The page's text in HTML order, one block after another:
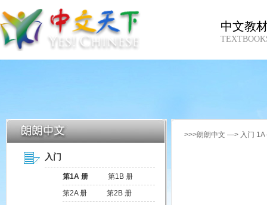
中文教
入门
第1A 册
第1B 册
第2A 册
第2B 册
>>>朗朗中文 —> 入门